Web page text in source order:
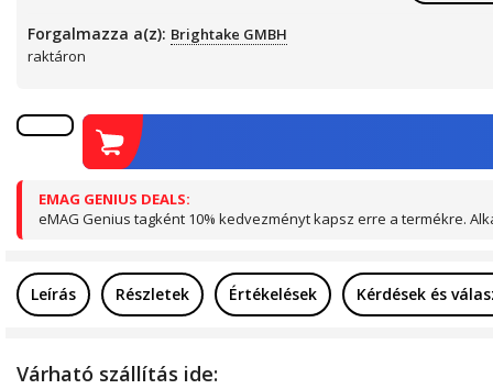
Várható szállítás ide:
Forgalmazza a(z): Brightake GMBH
raktáron
EMAG GENIUS DEALS:
eMAG Genius tagként 10% kedvezményt kapsz erre a termékre.
Leírás Részletek Értékelések Kérdések és